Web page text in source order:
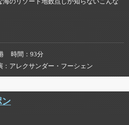
時間
93分
アレクサンダー・フーシェン
ン